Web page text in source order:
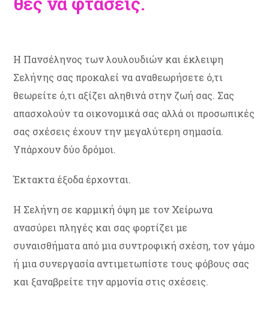
Η Πανσέληνος των λουλουδιών και έκλειψη
Σελήνης σας προκαλεί να αναθεωρήσετε ό,τι
θεωρείτε ό,τι αξίζει αληθινά στην ζωή σας. Σας
απασχολούν τα οικονομικά σας αλλά οι προσωπικές
σας σχέσεις έχουν την μεγαλύτερη σημασία.
Υπάρχουν δύο δρόμοι.
Έκτακτα έξοδα έρχονται.
Η Σελήνη σε καρμική όψη με τον Χείρωνα
ανασύρει πληγές και σας φορτίζει με
συναισθήματα από μια συντροφική σχέση, τον γάμο
ή μια συνεργασία αντιμετωπίστε τους φόβους σας
και ξαναβρείτε την αρμονία στις σχέσεις.